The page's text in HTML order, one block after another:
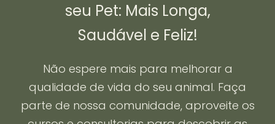
seu Pet: Mais Longa,
Saudável e Feliz!
Não espere mais para melhorar a
qualidade de vida do seu animal. Faça
parte de nossa comunidade, aproveite os